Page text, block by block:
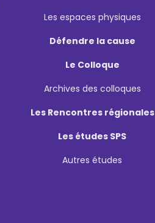
Les espaces physiques
Défendre la cause
Le Colloque
Archives des colloques
Les Rencontres régionales
Les études SPS
Autres études